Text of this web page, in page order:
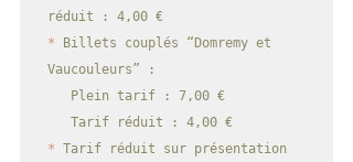
* Billets couplés “Domremy et
Vaucouleurs” :
* Tarif réduit sur présentation